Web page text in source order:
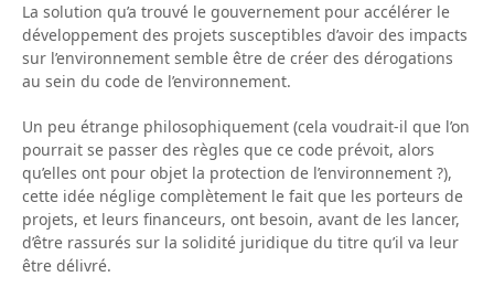
La solution qu’a trouvé le gouvernement pour accélérer le
développement des projets susceptibles d’avoir des impacts
sur l’environnement semble être de créer des dérogations
au sein du code de l’environnement.
Un peu étrange philosophiquement (cela voudrait-il que l’on
pourrait se passer des règles que ce code prévoit, alors
qu’elles ont pour objet la protection de l’environnement ?),
cette idée néglige complètement le fait que les porteurs de
projets, et leurs financeurs, ont besoin, avant de les lancer,
d’être rassurés sur la solidité juridique du titre qu’il va leur
être délivré.